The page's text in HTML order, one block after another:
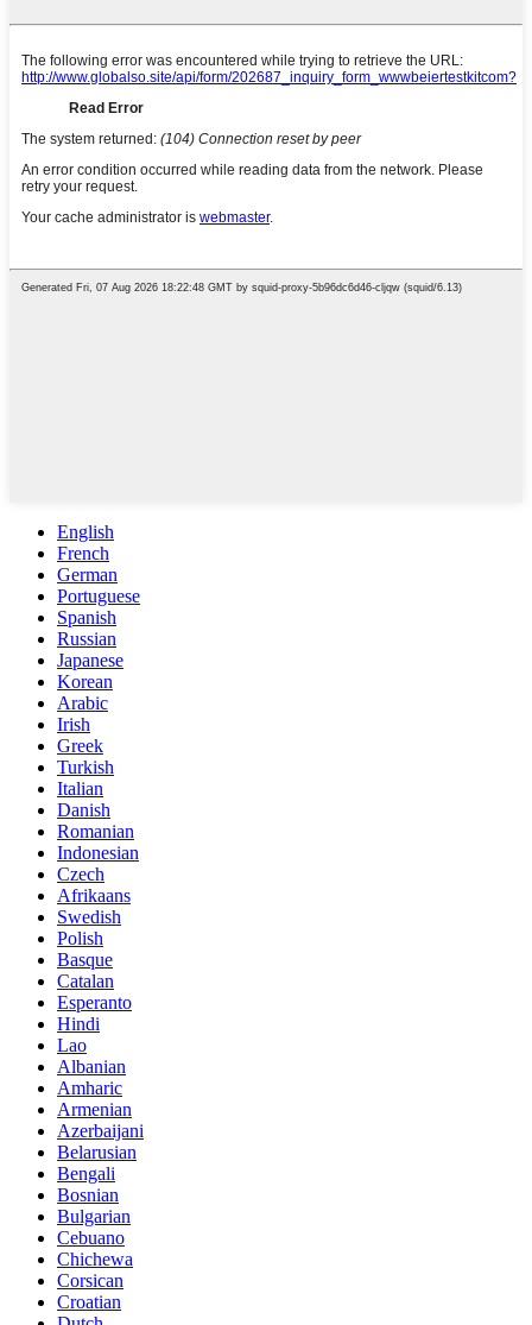
English
French
German
Portuguese
Spanish
Russian
Japanese
Korean
Arabic
Irish
Greek
Turkish
Italian
Danish
Romanian
Indonesian
Czech
Afrikaans
Swedish
Polish
Basque
Catalan
Esperanto
Hindi
Lao
Albanian
Amharic
Armenian
Azerbaijani
Belarusian
Bengali
Bosnian
Bulgarian
Cebuano
Chichewa
Corsican
Croatian